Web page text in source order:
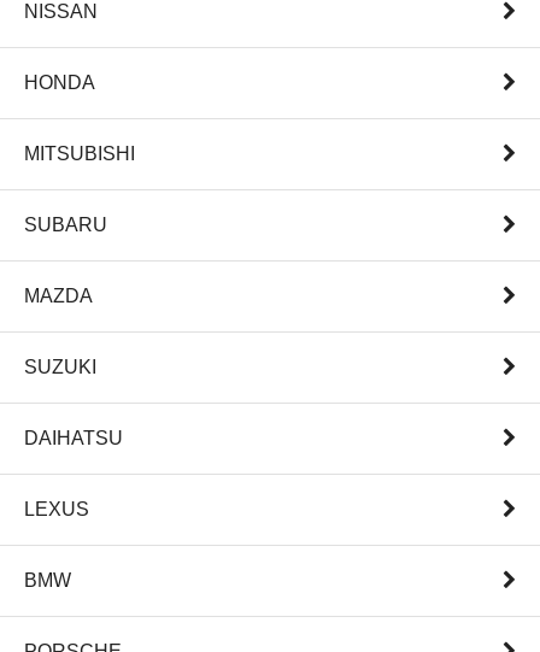
NISSAN
HONDA
MITSUBISHI
SUBARU
MAZDA
SUZUKI
DAIHATSU
LEXUS
BMW